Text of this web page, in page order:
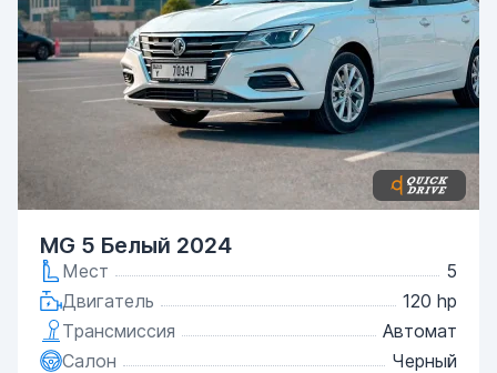
MG 5 Белый 2024
Мест
5
Двигатель
120 hp
Трансмиссия
Автомат
Салон
Черный